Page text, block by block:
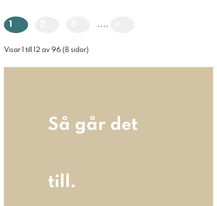
1 ....
Visar 1 till 12 av 96 (8 sidor)
Så går det
till.